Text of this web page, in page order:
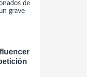
de
grave